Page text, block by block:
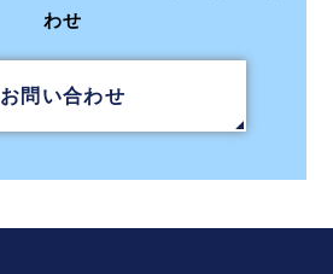
わせ
お問い合わせ